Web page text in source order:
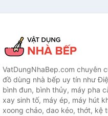
VatDungNhaBep.com chuyên
đồ dùng nhà bếp uy tín như
bình đun, bình thủy, máy pha
xay sinh tố, máy ép, máy hút
xoong chảo, dao kéo, thớt, kệ